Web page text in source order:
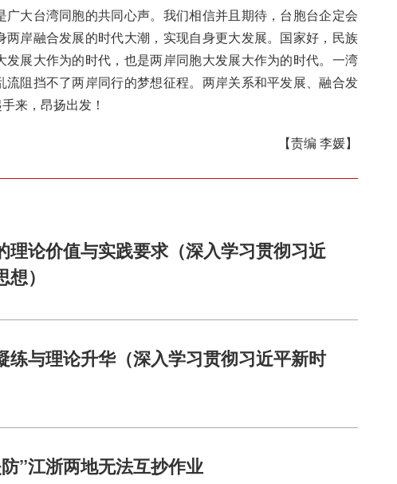
大台湾同胞的共同心声。我们相信并且期待，台胞台企定会
岸融合发展的时代大潮，实现自身更大发展。国家好，民族
展大作为的时代，也是两岸同胞大发展大作为的时代。一湾
阻挡不了两岸同行的梦想征程。两岸关系和平发展、融合发
来，昂扬出发！
【责编 李媛】
理论价值与实践要求（深入学习贯彻习近
）
练与理论升华（深入学习贯彻习近平新时
”江浙两地无法互抄作业